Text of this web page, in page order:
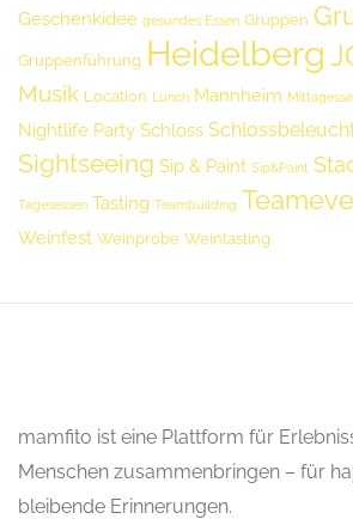
Geschenkidee gesundes Essen Gruppen
Gruppenführung Heidelberg
Musik Location Lunch Mannheim
Nightlife Party Schloss
Sightseeing Sip & Paint Sip&Paint
Tagesessen Tasting Teambuilding
Weinfest Weinprobe Weintasting
mamfito ist eine Plattform für
Menschen zusammenbringen – für
bleibende Erinnerungen.